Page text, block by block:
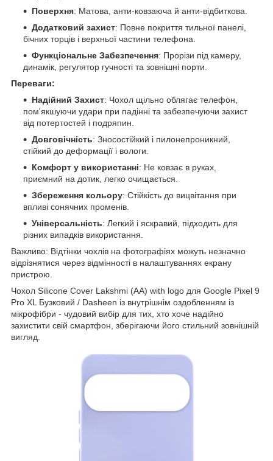
Поверхня: Матова, анти-ковзаюча й анти-відбиткова.
Додатковий захист: Повне покриття тильної панелі,
бічних торців і верхньої частини телефона.
Функціональне Забезпечення: Прорізи під камеру,
динамік, регулятор гучності та зовнішні порти.
Переваги:
Надійний Захист: Чохол щільно облягає телефон,
пом'якшуючи удари при падінні та забезпечуючи захист
від потертостей і подряпин.
Довговічність: Зносостійкий і пилонепроникний,
стійкий до деформації і вологи.
Комфорт у використанні: Не ковзає в руках,
приємний на дотик, легко очищається.
Збереження кольору: Стійкість до вицвітання при
впливі сонячних променів.
Універсальність: Легкий і яскравий, підходить для
різних випадків використання.
Важливо: Відтінки чохлів на фотографіях можуть незначно
відрізнятися через відмінності в налаштуваннях екрану
пристрою.
Чохол Silicone Cover Lakshmi (AA) with logo для Google Pixel 9
Pro XL Бузковий / Dasheen із внутрішнім оздобленням із
мікрофібри - чудовий вибір для тих, хто хоче надійно
захистити свій смартфон, зберігаючи його стильний зовнішній
вигляд.